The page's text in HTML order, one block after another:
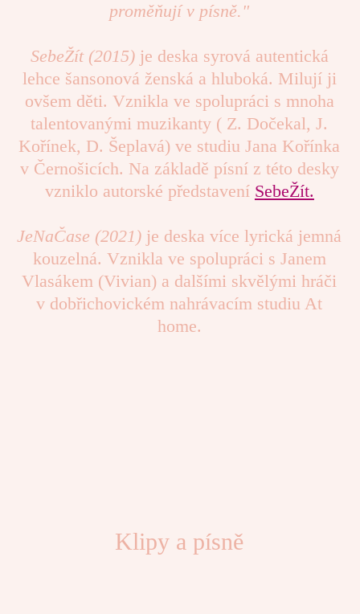
proměňují v písně."
SebeŽít (2015)je deska syrová autentická
lehce šansonová ženská a hluboká. Milují ji
ovšem děti. Vznikla ve spolupráci s mnoha
talentovanými muzikanty ( Z. Dočekal, J.
Kořínek, D. Šeplavá) ve studiu Jana Kořínka
v Černošicích. Na základě písní z této desky
vzniklo autorské představení SebeŽít.
JeNaČase (2021) je deska více lyrická jemná
kouzelná. Vznikla ve spolupráci s Janem
Vlasákem (Vivian) a dalšími skvělými hráči
v dobřichovickém nahrávacím studiu At
home.
Klipy a písně